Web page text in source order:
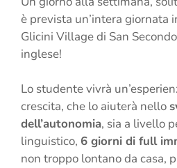
è prevista un’intera giornata
Glicini Village di San
inglese!
Lo studente vivrà
crescita, che lo aiuterà nello
dell’autonomia, sia a livello
linguistico, 6 giorni di full
non troppo lontano da casa,